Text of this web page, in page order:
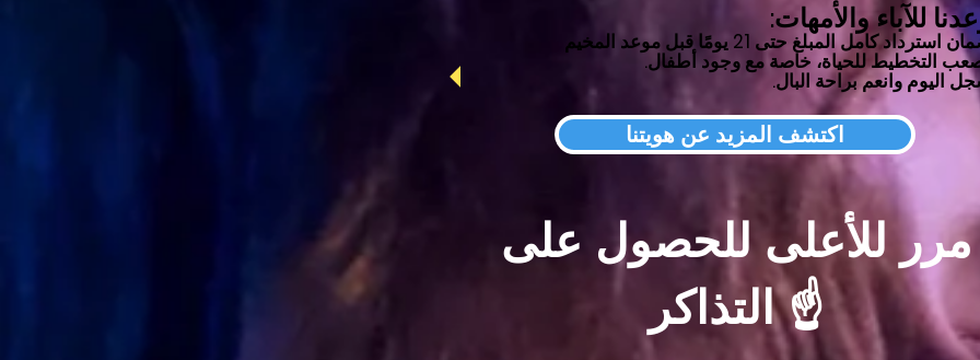
للآباء والأمهات:
استرداد كامل المبلغ حتى 21 يومًا قبل موعد المخيم
التخطيط للحياة، خاصة مع وجود أطفال.
اليوم وانعم براحة البال.
اكتشف المزيد عن هويتنا
مرر للأعلى للحصول على
التذاكر☝️